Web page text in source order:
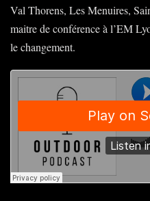
Val Thorens, Les Menuires,
maitre de conférence à l’EM
le changement.